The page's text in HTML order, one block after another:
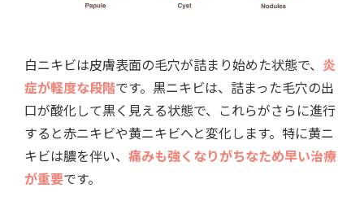
白ニキビは皮膚表面の毛穴が詰まり始めた状態で、 炎
症が軽度な段階です。黒ニキビは、詰まった毛穴の出
口が酸化して黒く見える状態で、これらがさらに進行
すると赤ニキビや黄ニキビへと変化します。特に黄ニ
キビは膿を伴い、 痛みも強くなりがちなため早い治療
が重要です。